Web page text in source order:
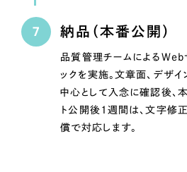
納品（本番公開）
品質管理チームによるWeb
ックを実施。文章面、デザイ
中心として入念に確認後、
ト公開後1週間は、文字修
償で対応します。